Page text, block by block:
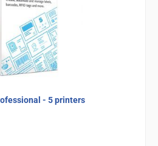
- 5 printers